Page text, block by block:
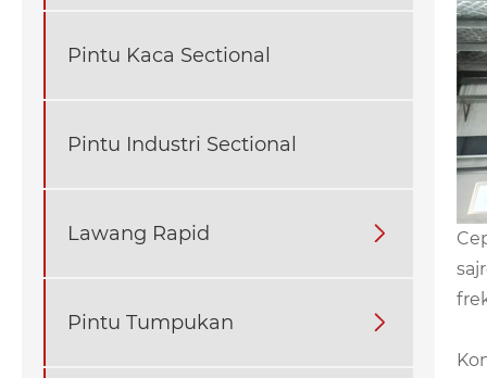
Pintu Kaca Sectional
Pintu Industri Sectional
Lawang Rapid 
Pintu Tumpukan 